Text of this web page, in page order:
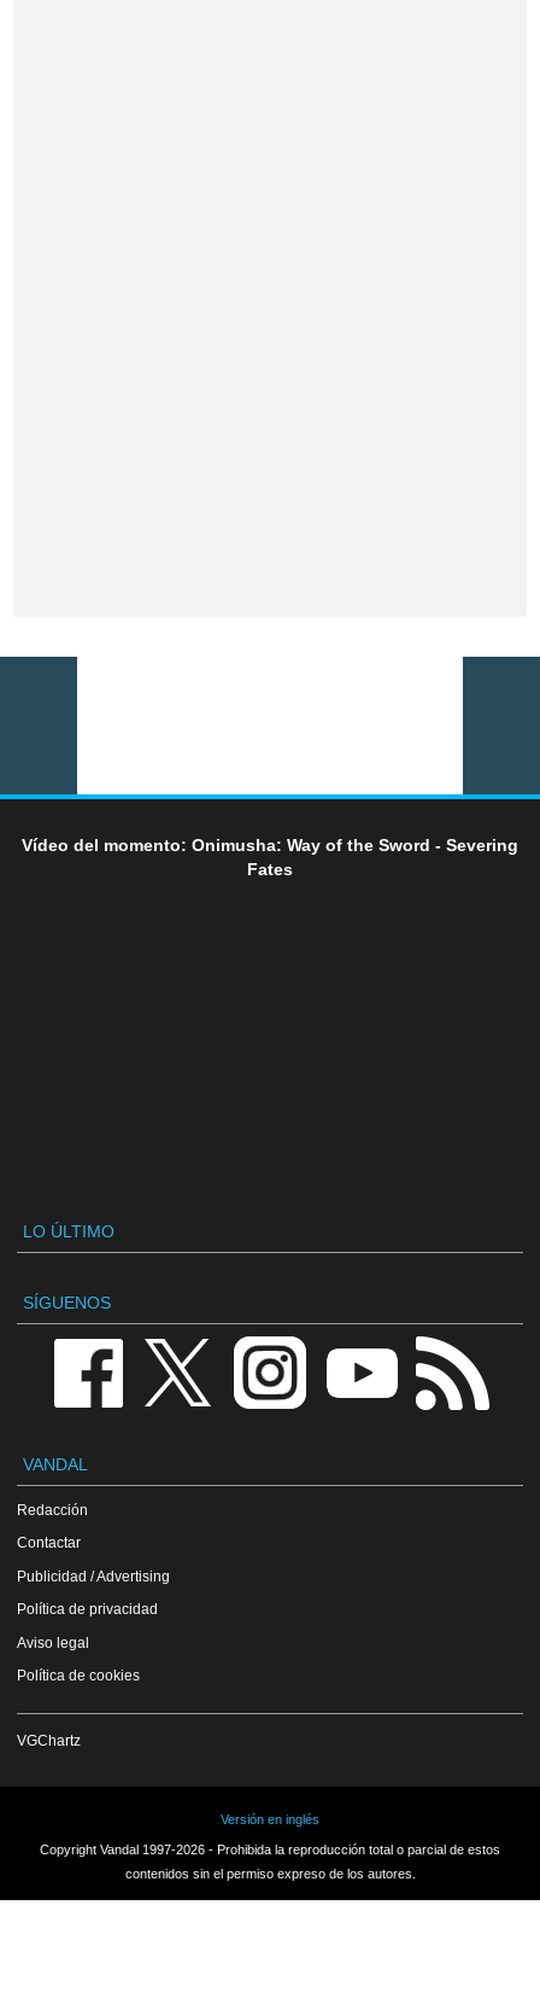
Vídeo del momento: Onimusha: Way of the Sword - Severing
Fates
LO ÚLTIMO
SÍGUENOS
VANDAL
Redacción
Contactar
Publicidad / Advertising
Política de privacidad
Aviso legal
Política de cookies
VGChartz
Versión en inglés
Copyright Vandal 1997-2026 - Prohibida la reproducción total o parcial de estos
contenidos sin el permiso expreso de los autores.